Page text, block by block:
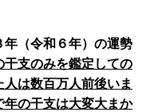
（令和６年）の運勢
干支のみを鑑定しての
は数百万人前後いま
の干支は大変大まか